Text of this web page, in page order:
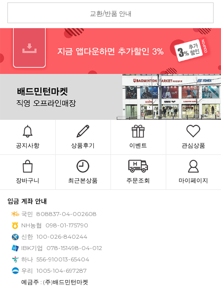
교환/반품 안내
공지사항 상품후기 이벤트 관심상품
장바구니 최근본상품 주문조회 마이페이지
입금 계좌 안내
국민 808837-04-002608
NH농협
098-01-175790
신한 100-026-840244
IBK기업
078-151498-04-012
하나 556-910013-65404
우리 1005-104-697287
예금주 : (주)배드민턴마켓